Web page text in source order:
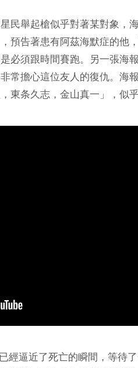
民舉起槍似乎對著某對象，
預告著患有阿茲海默症的他
必須跟時間賽跑。另一張海
常擔心這位友人的復仇。海
東条久志，金山真一」，似
經逼近了死亡的瞬間，等待